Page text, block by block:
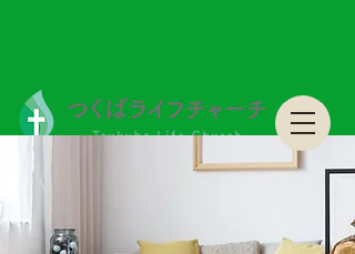
つくばライフチャーチ Tsukuba Life Church
つくばライフチャーチ Tsukuba Life Church